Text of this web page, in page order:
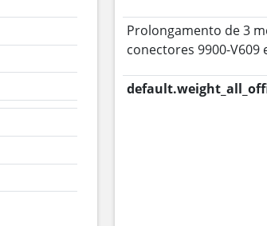
Prolongamento de 3
conectores 9900-V609